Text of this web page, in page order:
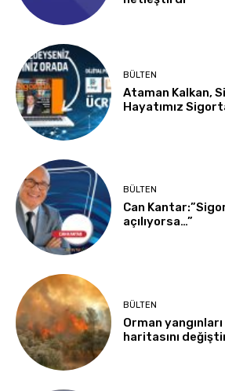
BÜLTEN
Ataman Kalkan,
Hayatımız
BÜLTEN
Can
açılıyorsa…”
BÜLTEN
Orman
haritasını